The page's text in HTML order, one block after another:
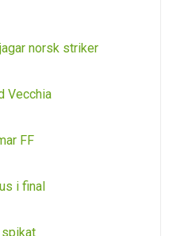
norsk striker
Vecchia
FF
i final